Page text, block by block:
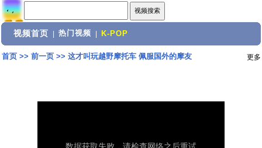
视频首页 热门视频 K-POP
首页>> 前一页>> 这才叫玩越野摩托车 佩服国外的摩友 更多